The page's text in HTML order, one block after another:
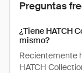
Preguntas
¿Tiene HATCH
mismo?
Recientemente
HATCH